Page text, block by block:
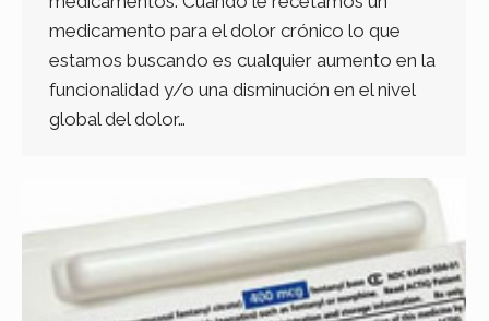
medicamento para el dolor crónico lo que
estamos buscando es cualquier aumento en la
funcionalidad y/o una disminución en el nivel
global del dolor…